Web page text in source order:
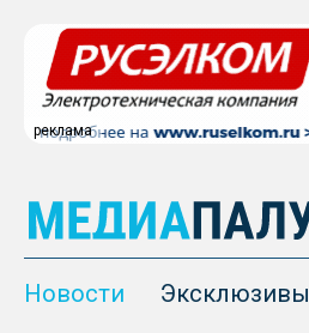
реклама
Новости Эксклюзивы